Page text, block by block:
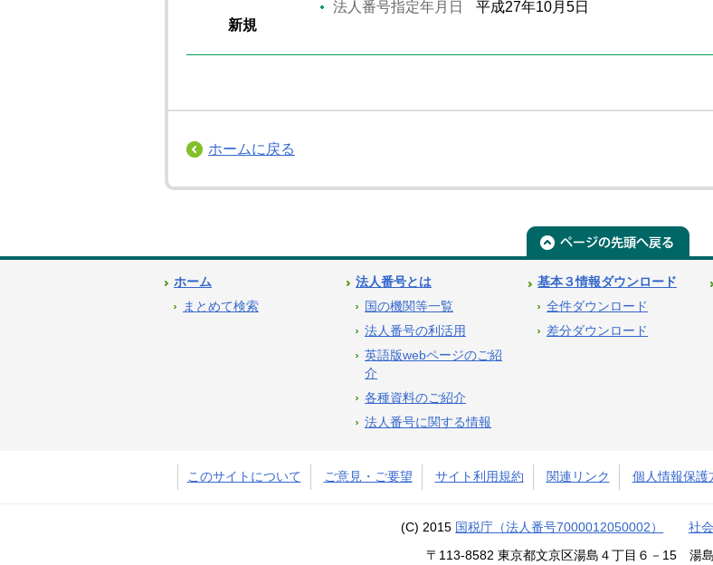
新規
法人番号指定年月日 平成27年10月5日
ホームに戻る
ホーム
まとめて検索
法人番号とは
国の機関等一覧
法人番号の利活用
英語版webページのご紹
介
各種資料のご紹介
法人番号に関する情報
基本３情報ダウンロード
全件ダウンロード
差分ダウンロード
このサイトについて ご意見・ご要望 サイト利用規約 関連リンク 個人情報保護
(C) 2015 国税庁（法人番号7000012050002） 社
〒113-8582 東京都文京区湯島４丁目６－15 湯